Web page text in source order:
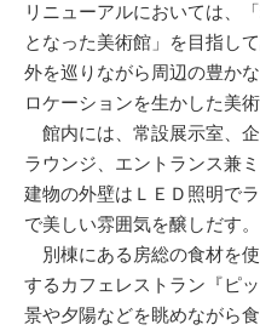
リニューアルにおいては、
となった美術館」を目指し
外を巡りながら周辺の豊か
ロケーションを生かした美
館内には、常設展示室、
ラウンジ、エントランス兼
建物の外壁はＬＥＤ照明で
で美しい雰囲気を醸しだす。
別棟にある房総の食材を
するカフェレストラン『ピ
景や夕陽などを眺めながら